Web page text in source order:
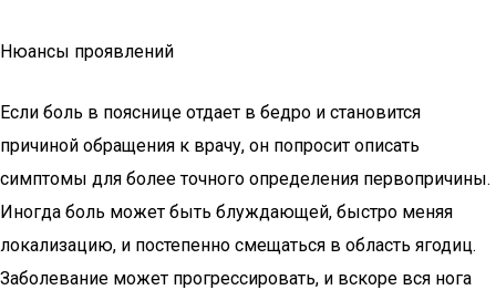
Нюансы проявлений
Если боль в пояснице отдает в бедро и становится
причиной обращения к врачу, он попросит описать
симптомы для более точного определения первопричины.
Иногда боль может быть блуждающей, быстро меняя
локализацию, и постепенно смещаться в область ягодиц.
Заболевание может прогрессировать, и вскоре вся нога